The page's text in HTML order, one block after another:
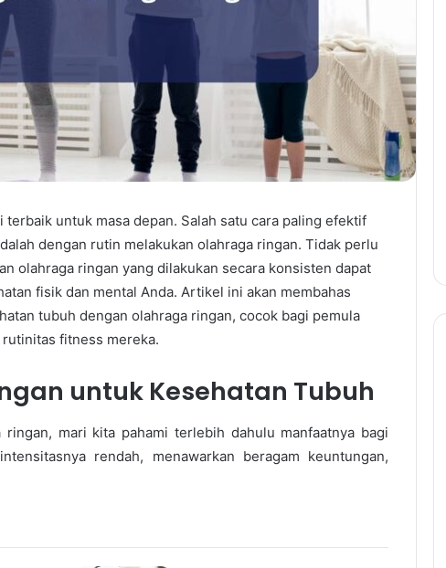
untuk masa depan. Salah satu cara paling efektif
dengan rutin melakukan olahraga ringan. Tidak perlu
olahraga ringan yang dilakukan secara konsisten dapat
fisik dan mental Anda. Artikel ini akan membahas
tubuh dengan olahraga ringan, cocok bagi pemula
fitness mereka.
untuk Kesehatan Tubuh
mari kita pahami terlebih dahulu manfaatnya bagi
rendah, menawarkan beragam keuntungan,